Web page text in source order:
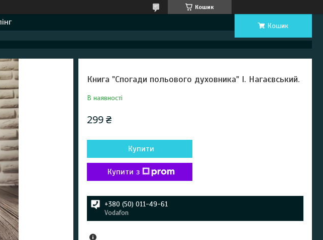
Кошик
Кошик
Книга "Спогади польового духовника" І. Нагаєвський.
В наявності
299 ₴
Купити
Купити з
+380 (50) 011-49-61
Vodafon